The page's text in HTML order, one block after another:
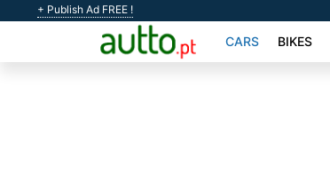
+ Publish Ad FREE !
CARS BIKES